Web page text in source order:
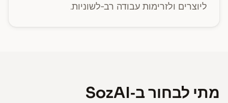
ליוצרים ולזרימות עבודה רב‑לשוניות.
מתי לבחור ב‑SozAI